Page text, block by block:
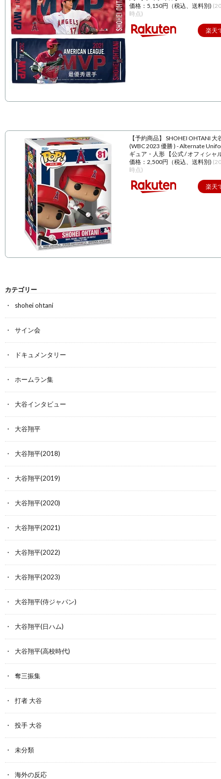
価格：5,150円（税込、送料別)
時点)
楽天
【予約商品】 SHOHEI OHTANI 大
(WBC 2023 優勝 ) - Alternate
ギュア・人形 【公式 / オフィシャ
価格：2,500円（税込、送料別)
時点)
楽天
カテゴリー
shohei ohtani
サイン会
ドキュメンタリー
ホームラン集
大谷インタビュー
大谷翔平
大谷翔平(2018)
大谷翔平(2019)
大谷翔平(2020)
大谷翔平(2021)
大谷翔平(2022)
大谷翔平(2023)
大谷翔平(侍ジャパン)
大谷翔平(日ハム)
大谷翔平(高校時代)
奪三振集
打者 大谷
投手 大谷
未分類
海外の反応